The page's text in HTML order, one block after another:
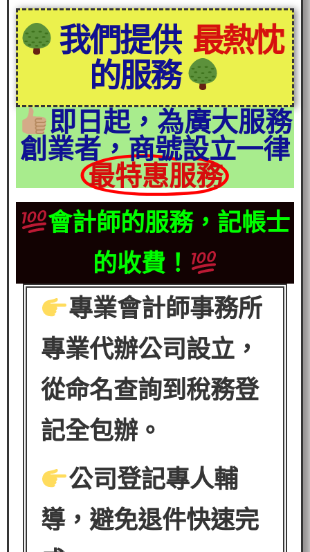
我們提供 最熱忱
的服務
即日起，為廣大服務
創業者，商號設立一律
最特惠服務
會計師的服務，記帳士
的收費！
專業會計師事務所
專業代辦公司設立，
從命名查詢到稅務登
記全包辦。
公司登記專人輔
導，避免退件快速完